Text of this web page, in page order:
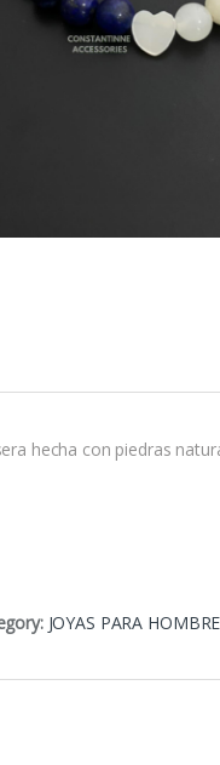
hecha con piedras
JOYAS PARA HOMBRE